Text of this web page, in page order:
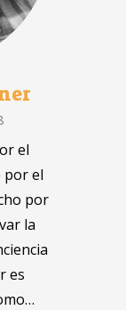
el
por el
por
la
es